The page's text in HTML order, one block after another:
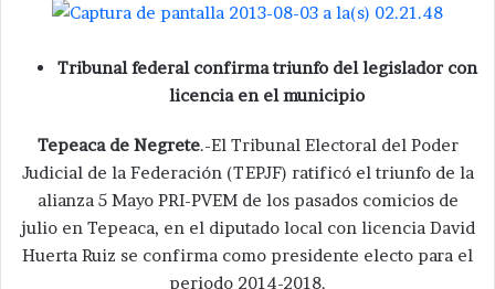
Tribunal federal confirma triunfo del legislador con
licencia en el municipio
Tepeaca de Negrete.-El Tribunal Electoral del Poder
Judicial de la Federación (TEPJF) ratificó el triunfo de la
alianza 5 Mayo PRI-PVEM de los pasados comicios de
julio en Tepeaca, en el diputado local con licencia David
Huerta Ruiz se confirma como presidente electo para el
periodo 2014-2018.